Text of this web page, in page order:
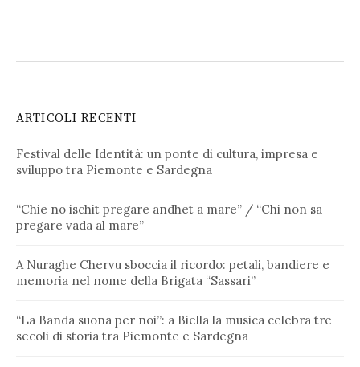
ARTICOLI RECENTI
Festival delle Identità: un ponte di cultura, impresa e
sviluppo tra Piemonte e Sardegna
“Chie no ischit pregare andhet a mare” / “Chi non sa
pregare vada al mare”
A Nuraghe Chervu sboccia il ricordo: petali, bandiere e
memoria nel nome della Brigata “Sassari”
“La Banda suona per noi”: a Biella la musica celebra tre
secoli di storia tra Piemonte e Sardegna